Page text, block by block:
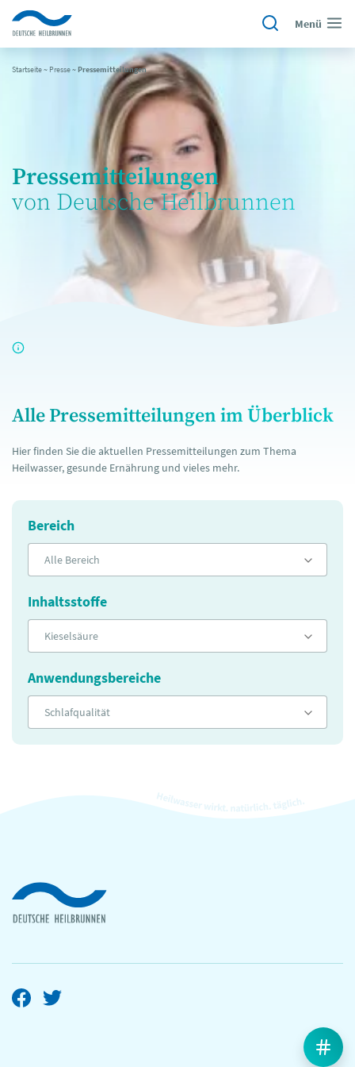
Menü
Startseite~ Presse~Pressemitteilungen
Pressemitteilungen
von Deutsche Heilbrunnen
Alle Pressemitteilungen im Überblick
Hier finden Sie die aktuellen Pressemitteilungen zum Thema
Heilwasser, gesunde Ernährung und vieles mehr.
Bereich
Alle Bereich
Inhaltsstoffe
Kieselsäure
Anwendungsbereiche
Schlafqualität